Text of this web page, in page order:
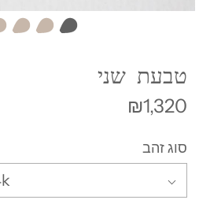
טבעת שני
₪1,320
סוג זהב
14k